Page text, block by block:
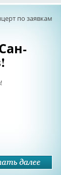
по заявкам